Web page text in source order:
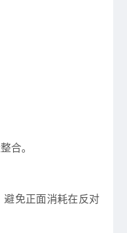
合。
避免正面消耗在反对